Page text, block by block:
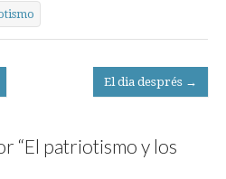
El dia després →
“El patriotismo y los